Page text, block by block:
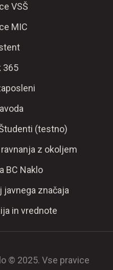
VSŠ
MIC
365
(testno)
z okoljem
BC Naklo
javnega značaja
in vrednote
© 2025. Vse pravice